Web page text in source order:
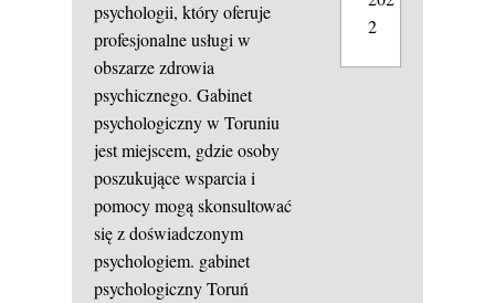
psychologii, który oferuje
profesjonalne usługi w
obszarze zdrowia
psychicznego. Gabinet
psychologiczny w Toruniu
jest miejscem, gdzie osoby
poszukujące wsparcia i
pomocy mogą skonsultować
się z doświadczonym
psychologiem. gabinet
psychologiczny Toruń
2